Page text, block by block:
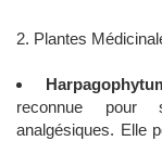
2. Plantes
reconnue pour
analgésiques. Elle